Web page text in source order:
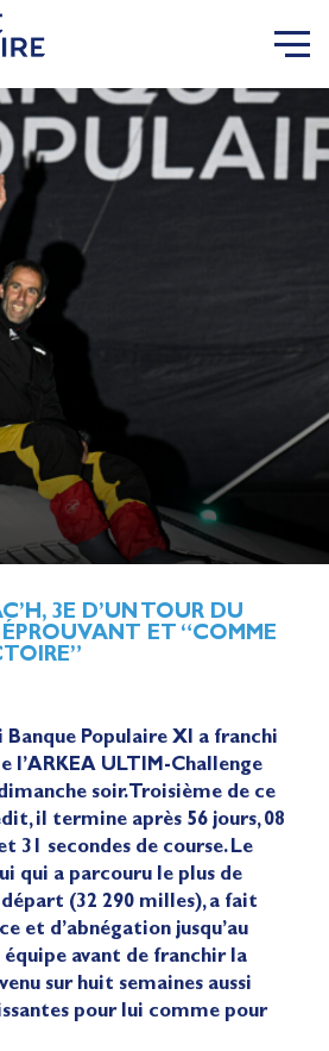
3E D’UN TOUR DU
ET “COMME
Populaire XI a franchi
l’ARKEA ULTIM-Challenge
soir. Troisième de ce
il termine après 56 jours, 08
31 secondes de course. Le
qui a parcouru le plus de
(32 290 milles), a fait
et d’abnégation jusqu’au
équipe avant de franchir la
sur huit semaines aussi
pour lui comme pour